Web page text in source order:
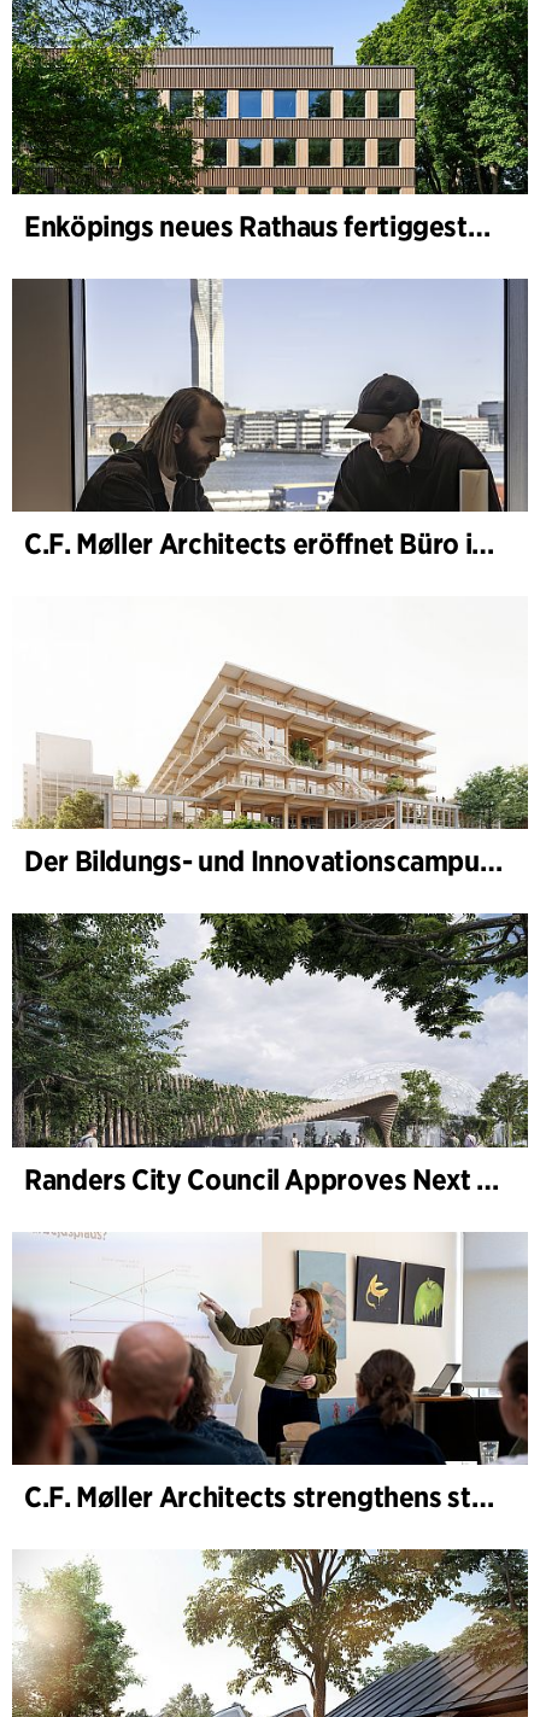
Enköpings neues Rathaus fertiggestellt
C.F. Møller Architects eröffnet Büro in Göteborg
Der Bildungs- und Innovationscampus (BIC) nimmt Gestalt an
Randers City Council Approves Next Phase of Randers Regnskov (Tropical Zoo) Expansion
C.F. Møller Architects strengthens strategic advisory in the early phases